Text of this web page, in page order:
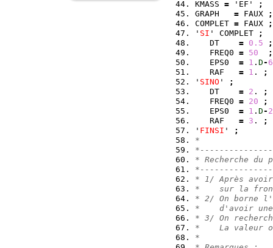
KMASS = 'EF'
;
GRAPH = FAUX
;
COMPLET = FAUX
;
' SI ' COMPLET
;
   DT
= 0.5
;
   FREQ0
= 50
;
   EPS0
= 1 . D- 6
   RAF
= 1 .
;
' SINO '
;
   DT
= 2 .
;
   FREQ0
= 20
;
   EPS0
= 1 . D- 2
   RAF
= 3 .
;
' FINSI '
;
*
* Recherche du
* 1/ Après
*    sur la
* 2/ On borne
*    d'avoir une
* 3/ On
*    La valeur
*